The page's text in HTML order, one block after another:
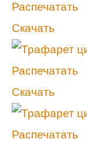
Распечатать
Скачать
Распечатать
Скачать
Распечатать